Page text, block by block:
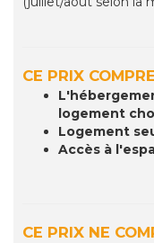
CE PRIX
logement
Logement
Accès à
CE PRIX NE